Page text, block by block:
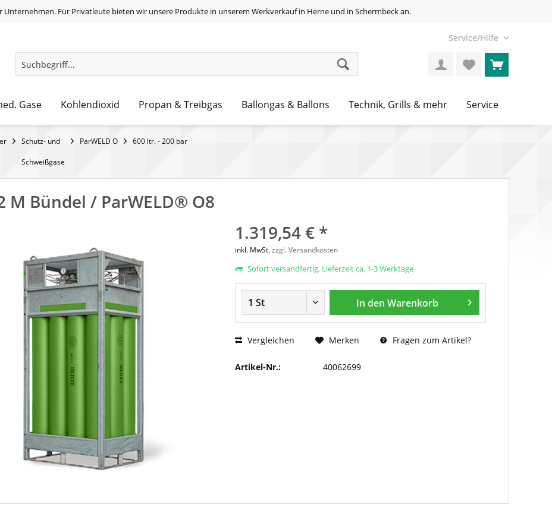
Für Privatleute bieten wir unsere Produkte in unserem Werkverkauf in Herne und in Schermbeck an.
Service/Hilfe
Gase Kohlendioxid Propan & Treibgas Ballongas & Ballons Technik, Grills & mehr Service
Schutz- und
Schweißgase
ParWELD O 600 ltr. - 200 bar
M Bündel / ParWELD® O8
1.319,54 € *
inkl. MwSt.zzgl. Versandkosten
Sofort versandfertig, Lieferzeit ca. 1-3 Werktage
In den Warenkorb
Vergleichen Merken Fragen zum Artikel?
Artikel-Nr.: 40062699